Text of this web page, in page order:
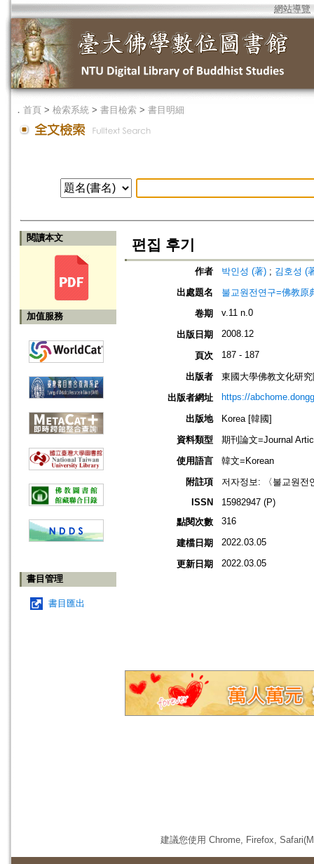
網站導覽
． 首頁 > 檢索系統 > 書目檢索 > 書目明細
閱讀本文
加值服務
書目管理
書目匯出
편집 후기
作者 박인성 (著) ; 김호성 (
出處題名
불교원전연구=佛教原
卷期
v.11 n.0
出版日期 2008.12
頁次 187 - 187
出版者
東國大學佛教文化研
出版者網址
https://
出版地
Korea [韓國]
資料類型
期刊論文=Journal
使用語言
韓文=Korean
附註項
저자정보: 〈불교원전
ISSN
15982947 (P)
點閱次數
316
建檔日期 2022.03.05
更新日期 2022.03.05
建議您使用 Chrome, Firefox,